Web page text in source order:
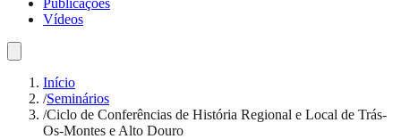
Publicações
Vídeos
Início
/Seminários
/Ciclo de Conferências de História Regional e Local de Trás-
Os-Montes e Alto Douro